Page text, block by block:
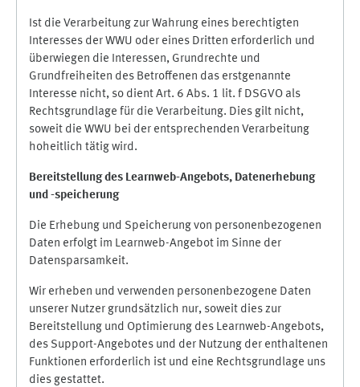
Ist die Verarbeitung zur Wahrung eines berechtigten
Interesses der WWU oder eines Dritten erforderlich und
überwiegen die Interessen, Grundrechte und
Grundfreiheiten des Betroffenen das erstgenannte
Interesse nicht, so dient Art. 6 Abs. 1 lit. f DSGVO als
Rechtsgrundlage für die Verarbeitung. Dies gilt nicht,
soweit die WWU bei der entsprechenden Verarbeitung
hoheitlich tätig wird.
Bereitstellung des Learnweb-Angebots, Datenerhebung
und -speicherung
Die Erhebung und Speicherung von personenbezogenen
Daten erfolgt im Learnweb-Angebot im Sinne der
Datensparsamkeit.
Wir erheben und verwenden personenbezogene Daten
unserer Nutzer grundsätzlich nur, soweit dies zur
Bereitstellung und Optimierung des Learnweb-Angebots,
des Support-Angebotes und der Nutzung der enthaltenen
Funktionen erforderlich ist und eine Rechtsgrundlage uns
dies gestattet.